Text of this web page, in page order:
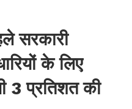
सरकारी
के लिए
3 प्रतिशत की